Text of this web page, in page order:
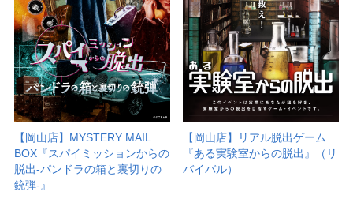
【岡山店】MYSTERY MAIL
BOX『スパイミッションからの
脱出-パンドラの箱と裏切りの
銃弾-』
【岡山店】リアル脱出ゲーム
『ある実験室からの脱出』（リ
バイバル）